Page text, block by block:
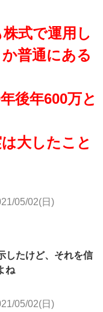
式で運用し
普通にある
後年600万と
大したこと
05/02(日)
したけど、それを信
ね
05/02(日)